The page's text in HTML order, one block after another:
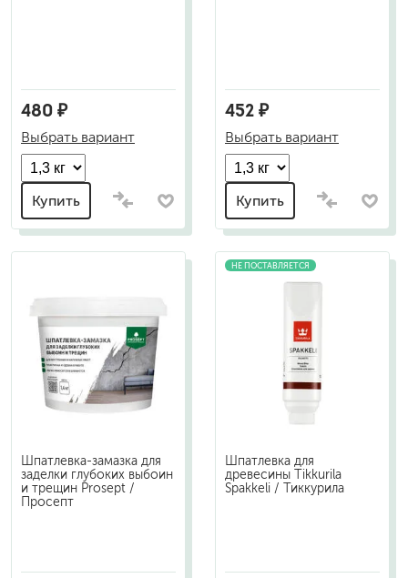
480 ₽
Выбрать вариант
Купить
452 ₽
Выбрать вариант
Купить
Шпатлевка-замазка для
заделки глубоких выбоин
и трещин Prosept /
Просепт
НЕ ПОСТАВЛЯЕТСЯ
Шпатлевка для
древесины Tikkurila
Spakkeli / Тиккурила